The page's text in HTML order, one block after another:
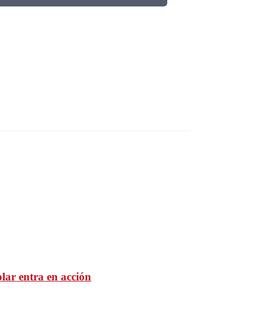
entra en acción